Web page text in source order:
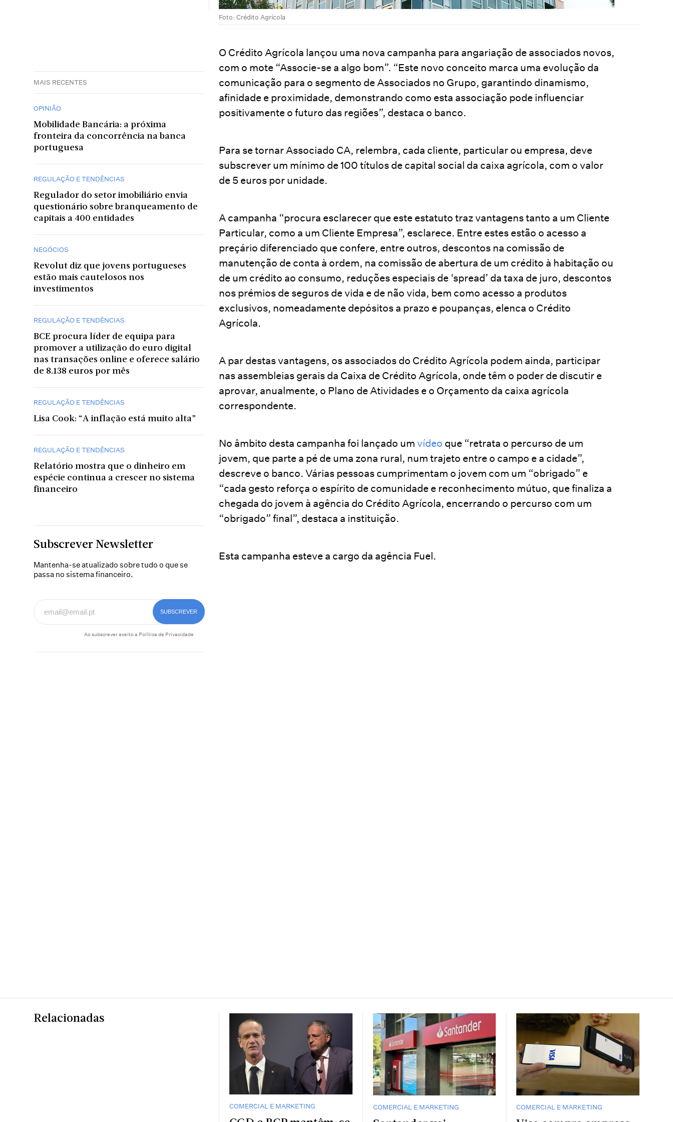
MAIS RECENTES
OPINIÃO
Mobilidade Bancária: a próxima
fronteira da concorrência na banca
portuguesa
REGULAÇÃO E TENDÊNCIAS
Regulador do setor imobiliário envia
questionário sobre branqueamento de
capitais a 400 entidades
NEGÓCIOS
Revolut diz que jovens portugueses
estão mais cautelosos nos
investimentos
REGULAÇÃO E TENDÊNCIAS
BCE procura líder de equipa para
promover a utilização do euro digital
nas transações online e oferece salário
de 8.138 euros por mês
REGULAÇÃO E TENDÊNCIAS
Lisa Cook: “A inflação está muito alta”
REGULAÇÃO E TENDÊNCIAS
Relatório mostra que o dinheiro em
espécie continua a crescer no sistema
financeiro
Subscrever Newsletter
Mantenha-se atualizado sobre tudo o que se
passa no sistema financeiro.
Ao subscrever aceito a Política de Privacidade
Foto: Crédito Agrícola
O Crédito Agrícola lançou uma nova campanha para angariação de associados novos,
com o mote “Associe-se a algo bom”. “Este novo conceito marca uma evolução da
comunicação para o segmento de Associados no Grupo, garantindo dinamismo,
afinidade e proximidade, demonstrando como esta associação pode influenciar
positivamente o futuro das regiões”, destaca o banco.
Para se tornar Associado CA, relembra, cada cliente, particular ou empresa, deve
subscrever um mínimo de 100 títulos de capital social da caixa agrícola, com o valor
de 5 euros por unidade.
A campanha “procura esclarecer que este estatuto traz vantagens tanto a um Cliente
Particular, como a um Cliente Empresa”, esclarece. Entre estes estão o acesso a
preçário diferenciado que confere, entre outros, descontos na comissão de
manutenção de conta à ordem, na comissão de abertura de um crédito à habitação ou
de um crédito ao consumo, reduções especiais de ‘spread’ da taxa de juro, descontos
nos prémios de seguros de vida e de não vida, bem como acesso a produtos
exclusivos, nomeadamente depósitos a prazo e poupanças, elenca o Crédito
Agrícola.
A par destas vantagens, os associados do Crédito Agrícola podem ainda, participar
nas assembleias gerais da Caixa de Crédito Agrícola, onde têm o poder de discutir e
aprovar, anualmente, o Plano de Atividades e o Orçamento da caixa agrícola
correspondente.
No âmbito desta campanha foi lançado umvídeo que “retrata o percurso de um
jovem, que parte a pé de uma zona rural, num trajeto entre o campo e a cidade”,
descreve o banco. Várias pessoas cumprimentam o jovem com um “obrigado” e
“cada gesto reforça o espírito de comunidade e reconhecimento mútuo, que finaliza a
chegada do jovem à agência do Crédito Agrícola, encerrando o percurso com um
“obrigado” final”, destaca a instituição.
Esta campanha esteve a cargo da agência Fuel.
Relacionadas
COMERCIAL E MARKETING COMERCIAL E MARKETING COMERCIAL E MARKETING